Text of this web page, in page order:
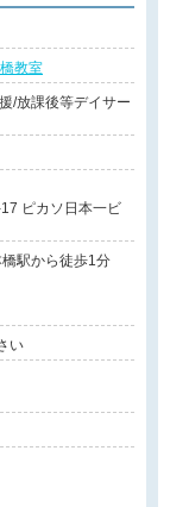
教室
/放課後等デイサー
ピカソ日本一ビ
駅から徒歩1分
い